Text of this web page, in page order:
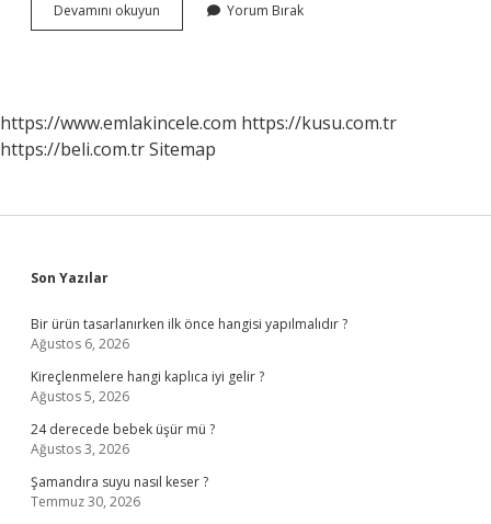
Devamını okuyun
Makinesi
Yorum Bırak
https://www.emlakincele.com https://kusu.com.tr
https://beli.com.trSitemap
Sidebar
Son Yazılar
Bir ürün tasarlanırken ilk önce hangisi yapılmalıdır ?
Ağustos 6, 2026
Kireçlenmelere hangi kaplıca iyi gelir ?
Ağustos 5, 2026
24 derecede bebek üşür mü ?
Ağustos 3, 2026
Şamandıra suyu nasıl keser ?
Temmuz 30, 2026